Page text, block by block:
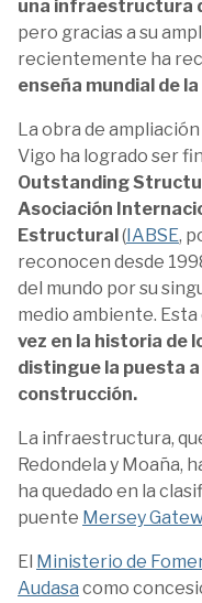
una infraestructura
pero gracias a su
recientemente ha
enseña mundial de
La obra de
Vigo ha logrado ser
Outstanding
Asociación
Estructural(IABSE,
reconocen desde
del mundo por su
medio ambiente. Esta
vez en la historia de
distingue la puesta
construcción.
La infraestructura,
Redondela y Moaña,
ha quedado en la
puente Mersey
El Ministerio de
Audasa como